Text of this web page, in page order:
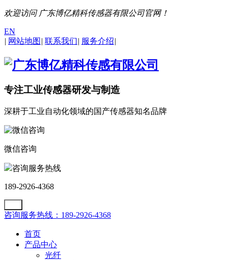
欢迎访问 广东博亿精科传感器有限公司官网！
EN
| 网站地图 | 联系我们| 服务介绍|
专注工业传感器研发与制造
深耕于工业自动化领域的国产传感器知名品牌
微信咨询
咨询服务热线
189-2926-4368
咨询服务热线：189-2926-4368
首页
产品中心
光纤